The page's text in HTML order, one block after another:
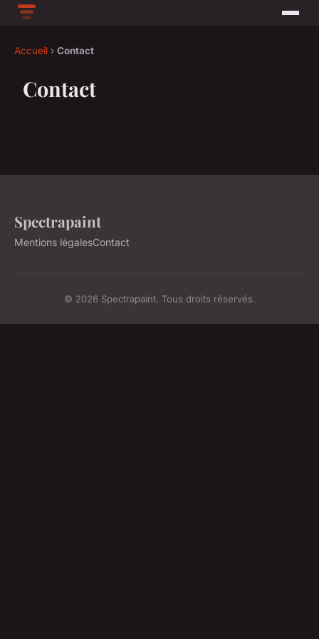
Accueil › Contact
Contact
Spectrapaint
Mentions légalesContact
© 2026 Spectrapaint. Tous droits réservés.